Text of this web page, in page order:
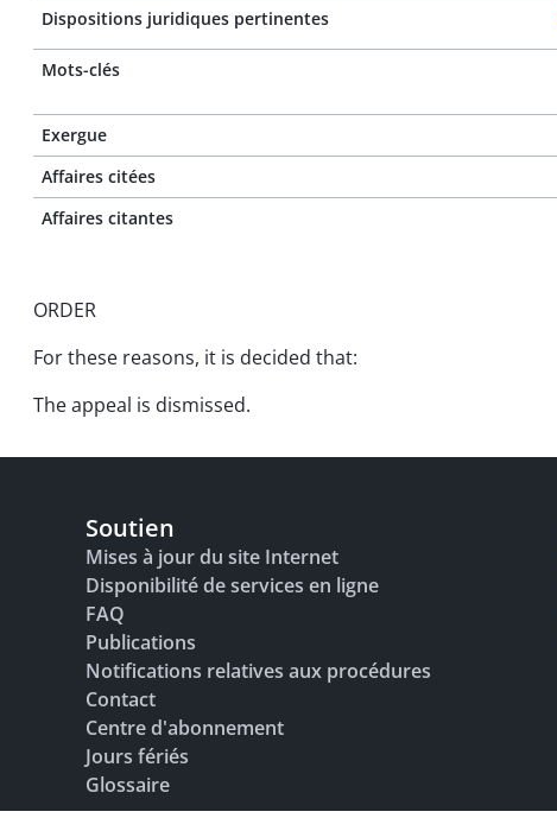
Dispositions juridiques pertinentes
Mots-clés
Exergue
Affaires citées
Affaires citantes
ORDER
For these reasons, it is decided that:
The appeal is dismissed.
Soutien
Mises à jour du site Internet
Disponibilité de services en ligne
FAQ
Publications
Notifications relatives aux procédures
Contact
Centre d'abonnement
Jours fériés
Glossaire